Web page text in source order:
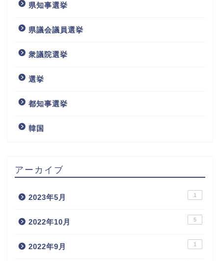
県知事選挙
県議会議員選挙
衆議院選挙
選挙
都知事選挙
韓国
アーカイブ
2023年5月 1
2022年10月 5
2022年9月 1